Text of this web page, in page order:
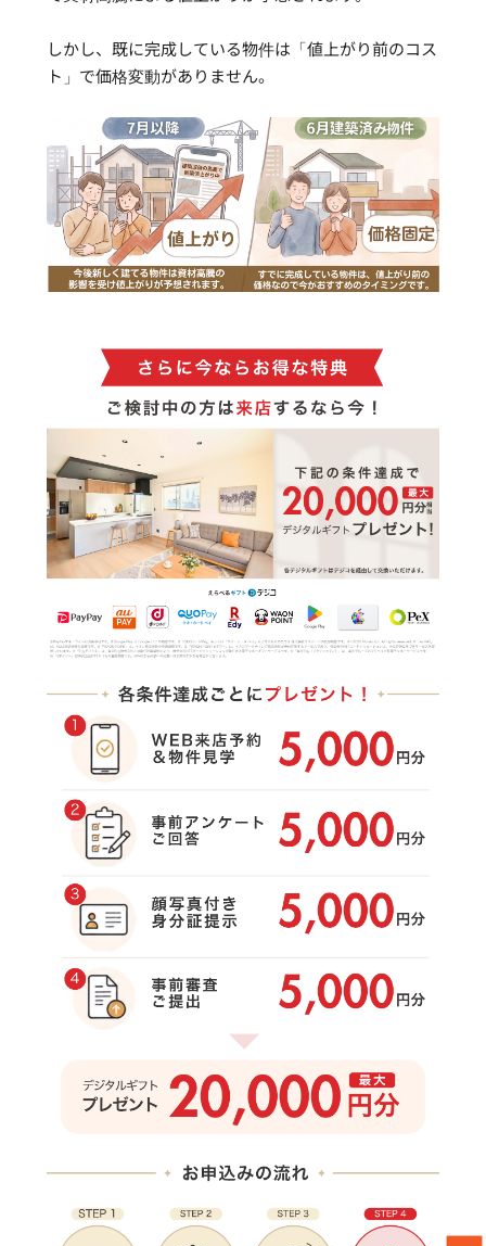
しかし、既に完成している物件は「値上がり前のコス
ト」で価格変動がありません。